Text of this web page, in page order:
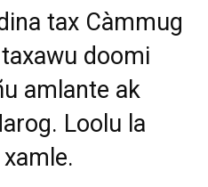
tax Càmmug
doomi
amlante ak
Loolu la